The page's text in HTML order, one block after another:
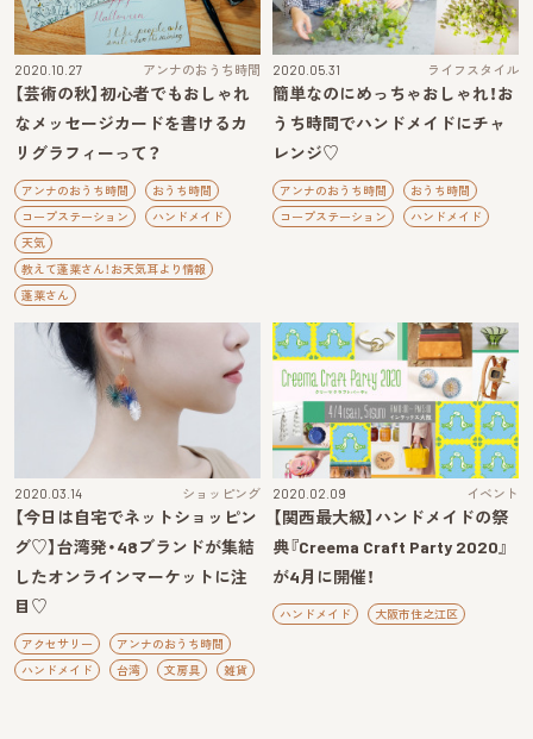
2020.10.27 アンナのおうち時間
【芸術の秋】初心者でもおしゃれ
なメッセージカードを書けるカ
リグラフィーって？
アンナのおうち時間
おうち時間
コープステーション
ハンドメイド
天気
教えて蓬莱さん！お天気耳より情報
蓬莱さん
2020.05.31 ライフスタイル
簡単なのにめっちゃおしゃれ！お
うち時間でハンドメイドにチャ
レンジ♡
アンナのおうち時間
おうち時間
コープステーション
ハンドメイド
2020.03.14 ショッピング
【今日は自宅でネットショッピン
グ♡】台湾発・48ブランドが集結
したオンラインマーケットに注
目♡
アクセサリー
アンナのおうち時間
ハンドメイド
台湾 文房具 雑貨
2020.02.09 イベント
【関西最大級】ハンドメイドの祭
典『Creema Craft Party 2020』
が4月に開催！
ハンドメイド 大阪市住之江区